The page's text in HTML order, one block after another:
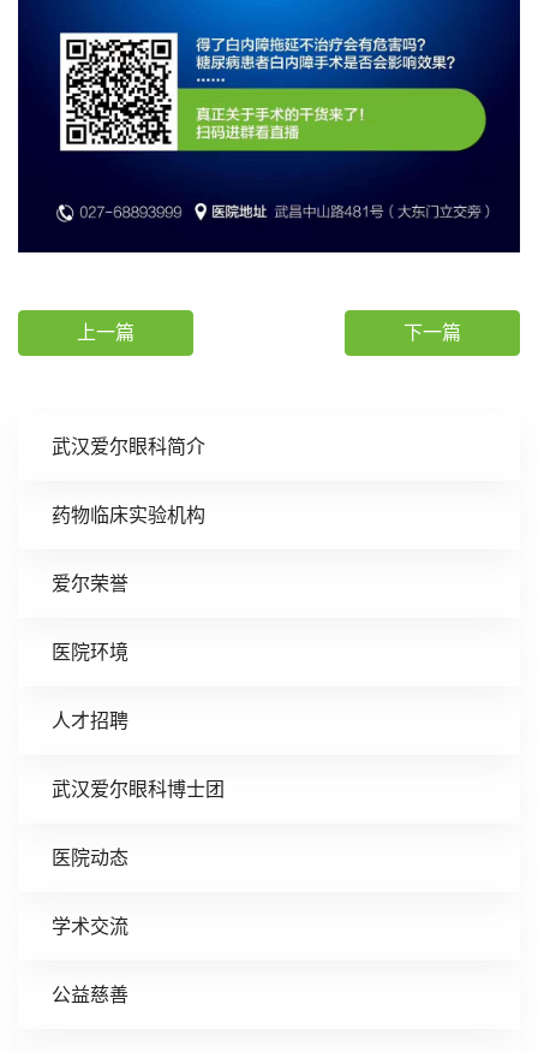
武汉爱尔眼科简介
药物临床实验机构
爱尔荣誉
医院环境
人才招聘
武汉爱尔眼科博士团
医院动态
学术交流
公益慈善
上一篇 下一篇